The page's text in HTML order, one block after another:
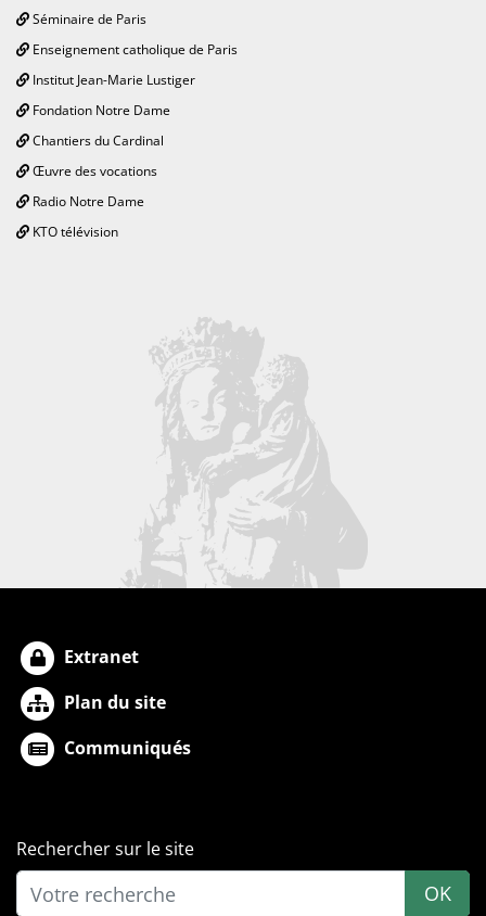
Séminaire de Paris
Enseignement catholique de Paris
Institut Jean-Marie Lustiger
Fondation Notre Dame
Chantiers du Cardinal
Œuvre des vocations
Radio Notre Dame
KTO télévision
Extranet
Plan du site
Communiqués
Rechercher sur le site
OK